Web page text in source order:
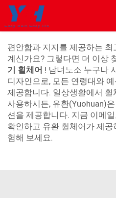
컴피 고
편안함과 지지를 제공하는
계신가요? 그렇다면 더 이상
기 휠체어 ! 남녀노소 누구나
디자인으로, 모든 연령대와
제공합니다. 일상생활에서
사용하시든, 유환(Yuohuan)
션을 제공합니다. 지금 이메
확인하고 유환 휠체어가 제
험해 보세요.